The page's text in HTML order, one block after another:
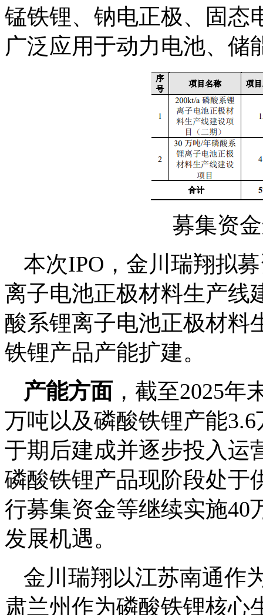
锰铁锂、钠电正极、固态
广泛应用于动力电池、储
募集资
本次IPO，金川瑞翔拟
离子电池正极材料生产线
酸系锂离子电池正极材料
铁锂产品产能扩建。
产能方面 ，截至2025
万吨以及磷酸铁锂产能
于期后建成并逐步投入运
磷酸铁锂产品现阶段处于
行募集资金等继续实施40
发展机遇。
金川瑞翔以江苏南通作
肃兰州作为磷酸铁锂核心